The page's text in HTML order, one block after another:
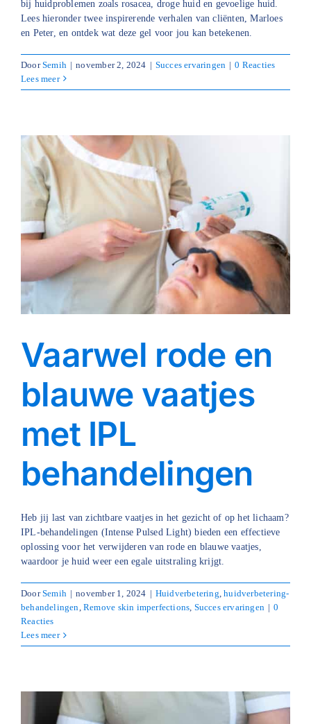
bij huidproblemen zoals rosacea, droge huid en gevoelige huid.
Lees hieronder twee inspirerende verhalen van cliënten, Marloes
en Peter, en ontdek wat deze gel voor jou kan betekenen.
DoorSemih | november 2, 2024 | Succes ervaringen | 0 Reacties
Lees meer
Vaarwel rode en
blauwe vaatjes
met IPL
behandelingen
Heb jij last van zichtbare vaatjes in het gezicht of op het lichaam?
IPL-behandelingen (Intense Pulsed Light) bieden een effectieve
oplossing voor het verwijderen van rode en blauwe vaatjes,
waardoor je huid weer een egale uitstraling krijgt.
DoorSemih | november 1, 2024 | Huidverbetering,huidverbetering-
behandelingen,Remove skin imperfections, Succes ervaringen | 0
Reacties
Lees meer